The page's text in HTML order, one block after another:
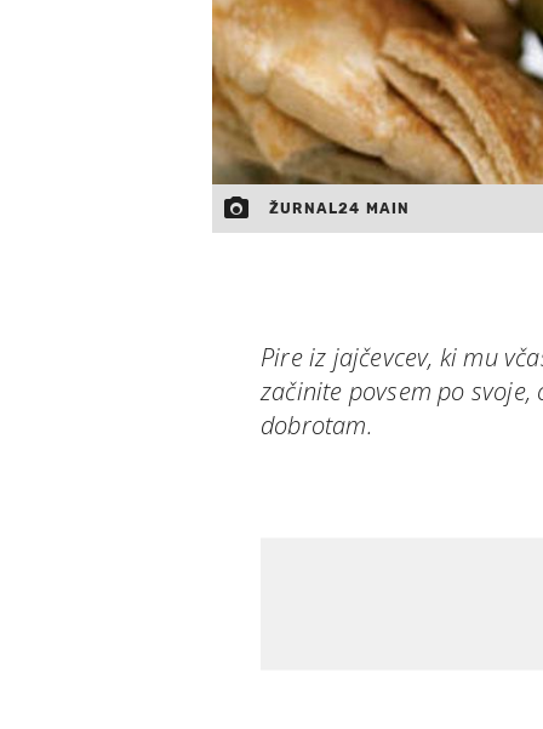
ŽURNAL24 MAIN
Pire iz jajčevcev, ki mu
začinite povsem po
dobrotam.